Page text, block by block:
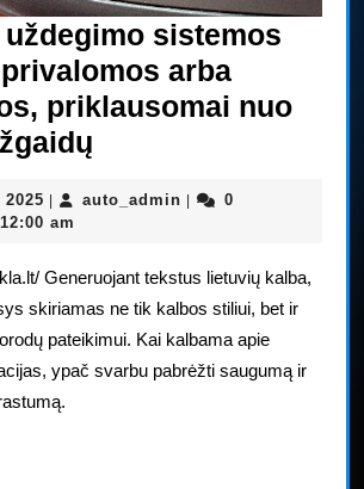
sistemos
arba
priklausomai nuo
sistemos
tapti
privalomos
arba
uždraustos,
20
birželio,
auto_admin auto_admin
0
12:00 am
Generuojant tekstus lietuvių kalba,
skiriamas ne tik kalbos stiliui, bet ir
pateikimui. Kai kalbama apie
ypač svarbu pabrėžti saugumą ir